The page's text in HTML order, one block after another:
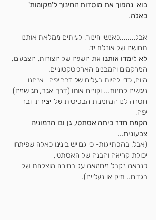
בואו נהפוך את מוסדות החינוך ל'מקומות'
כאלה.
אבל........כאנשי חינוך, לעיתים ממלאת אותנו
תחושה של אוזלת יד.
לא לימדו אותנו את השפה של הצורות, הצבעים,
המרקמים והמבנים הארכיטקטוניים.
היום, כדי להיות בעלים של דבר יפה- אנחנו
ניגשים לחנות... וקונים אותו (דרך אגב, חג שמח)
חסרה לנו המיומנות הבסיסית של יצירת דבר
יפה,
הקמת חדר כיתה אסתטי, גן ובו הרמוניה
צבעונית...
(אבל, בהסתייגות- כי גם יש בינינו כאלה שפיתחו
יכולת קריאה והבנה של האסתטי,
כנראה נקבל מחמאה על בחירה מוצלחת של
בגדים.. תיק או נעליים).